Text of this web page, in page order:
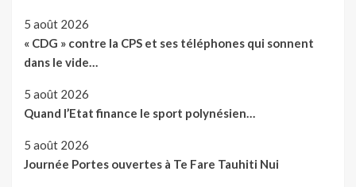
5 août 2026
« CDG » contre la CPS et ses téléphones qui sonnent
dans le vide…
5 août 2026
Quand l’Etat finance le sport polynésien…
5 août 2026
Journée Portes ouvertes à Te Fare Tauhiti Nui